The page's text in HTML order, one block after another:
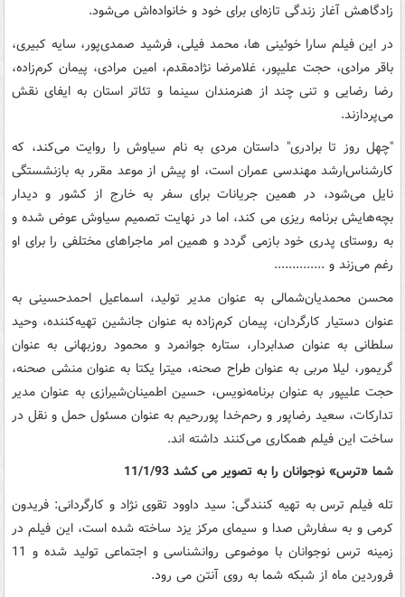
زادگاهش آغاز زندگی تازه‌ای برای خود و خانواده‌اش می‌شود.
در این فیلم سارا خوئینی ها، محمد فیلی، فرشید صمدی‌پور، سایه کبیری،
باقر مرادی، حجت علیپور، غلامرضا‌ نژادمقدم، امین مرادی، پیمان کرم‌زاده،
رضا رضایی و تنی چند از هنرمندان سینما و تئاتر استان به ایفای نقش
می‌پردازند.
"چهل روز تا برادری" داستان مردی به نام سیاوش را روایت می‌کند، که
کارشناس‌ارشد مهندسی عمران است، او پیش از موعد مقرر به بازنشستگی
نایل می‌شود، در همین جریانات برای سفر به خارج از کشور و دیدار
بچه‌هایش برنامه ریزی می کند، اما در نهایت تصمیم سیاوش عوض شده و
به روستای پدری خود بازمی گردد و همین امر ماجراهای مختلفی را برای او
رغم می‌زند و ..............
محسن محمدیان‌شمالی به عنوان مدیر تولید، اسماعیل احمدحسینی به
عنوان دستیار کارگردان، پیمان کرم‌زاده به عنوان جانشین تهیه‌کننده، وحید
سلطانی به عنوان صدابردار، ستاره جوانمرد و محمود روزبهانی به عنوان
گریمور، لیلا مربی به عنوان طراح صحنه، میترا یکتا به عنوان منشی صحنه،
حجت علیپور به عنوان برنامه‌نویس، حسین اطمینان‌شیرازی به عنوان مدیر
تدارکات، سعید رضاپور و رحم‌خدا پوررحیم به عنوان مسئول حمل و نقل در
ساخت این فیلم همکاری می‌کنند داشته اند.
شما «ترس» نوجوانان را به تصویر می کشد 11/1/93
تله فیلم ترس به تهیه کنندگی: سید داوود تقوی نژاد و کارگردانی: فریدون
کرمی و به سفارش صدا و سیمای مرکز یزد ساخته شده است، این فیلم در
زمینه ترس نوجوانان با موضوعی روانشناسی و اجتماعی تولید شده و 11
فروردین ماه از شبکه شما به روی آنتن می رود.